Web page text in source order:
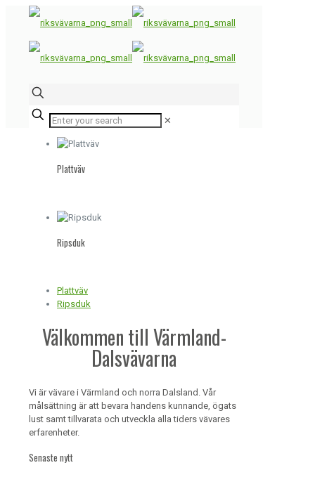
✕
Plattväv
Ripsduk
Plattväv
Ripsduk
Välkommen till Värmland-
Dalsvävarna
Vi är vävare i Värmland och norra Dalsland. Vår
målsättning är att bevara handens kunnande, ögats
lust samt tillvarata och utveckla alla tiders vävares
erfarenheter.
Senaste nytt